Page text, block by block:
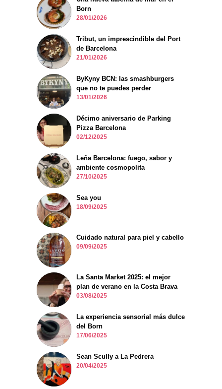
Born
28/01/2026
Tribut, un imprescindible del Port
de Barcelona
21/01/2026
ByKyny BCN: las smashburgers
que no te puedes perder
13/01/2026
Décimo aniversario de Parking
Pizza Barcelona
02/12/2025
Leña Barcelona: fuego, sabor y
ambiente cosmopolita
27/10/2025
Sea you
18/09/2025
Cuidado natural para piel y cabello
09/09/2025
La Santa Market 2025: el mejor
plan de verano en la Costa Brava
03/08/2025
La experiencia sensorial más dulce
del Born
17/06/2025
Sean Scully a La Pedrera
20/04/2025